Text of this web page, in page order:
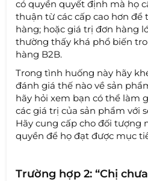
có quyền quyết định mà họ
thuận từ các cấp cao hơn để
hàng; hoặc giá trị đơn hàng
thường thấy khá phổ biến
hàng B2B.
Trong tình huống này hãy
đánh giá thế nào về sản
hãy hỏi xem bạn có thể làm
các giá trị của sản phẩm với
Hãy cung cấp cho đối tượng
quyền để họ đạt được mục
Trường hợp 2: “Chị